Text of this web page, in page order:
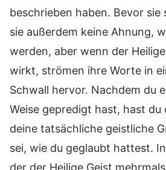
beschrieben haben. Bevor sie
sie außerdem keine Ahnung,
werden, aber wenn der
wirkt, strömen ihre Worte in
Schwall hervor. Nachdem du
Weise gepredigt hast, hast du
deine tatsächliche geistliche
sei, wie du geglaubt hattest.
der der Heilige Geist